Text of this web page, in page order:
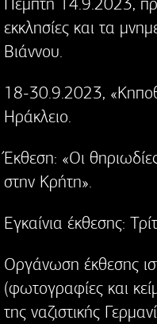
Πέμπτη 14.9.2023,
εκκλησίες και τα
Βιάννου.
18-30.9.2023,
Ηράκλειο.
Έκθεση: «Οι
στην Κρήτη».
Εγκαίνια έκθεσης:
Οργάνωση έκθεσης
(φωτογραφίες και
της ναζιστικής